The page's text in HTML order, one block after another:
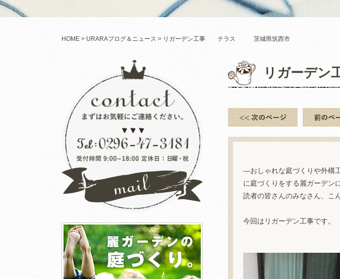
HOME URARAブログ＆ニュース リガーデン工事 テラス 茨城県筑西市
リガーデ
—おしゃれな庭づくりや外構
に庭づくりをする麗ガーデ
読者の皆さんのみなさん、こ
今回はリガーデン工事です。